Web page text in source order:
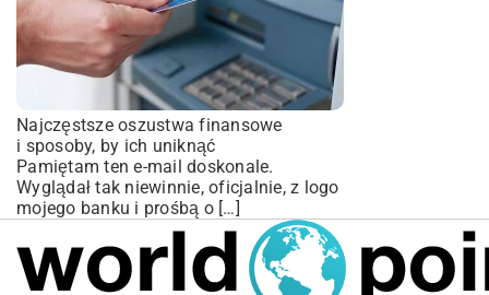
Najczęstsze oszustwa finansowe
i sposoby, by ich uniknąć
Pamiętam ten e-mail doskonale.
Wyglądał tak niewinnie, oficjalnie, z logo
mojego banku i prośbą o […]